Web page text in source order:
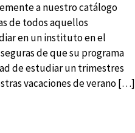
a nuestro catálogo
de todos aquellos
en un instituto en el
de que su programa
de estudiar un trimestres
vacaciones de verano […]